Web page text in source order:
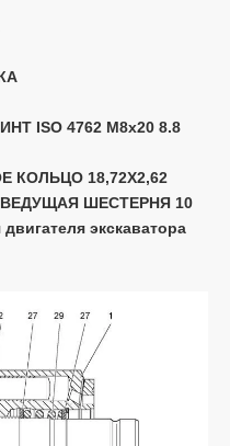
ISO 4762 M8x20 8.8
КОЛЬЦО 18,72X2,62
ШЕСТЕРНЯ 10
экскаватора